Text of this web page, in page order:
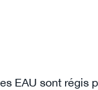
EAU sont régis